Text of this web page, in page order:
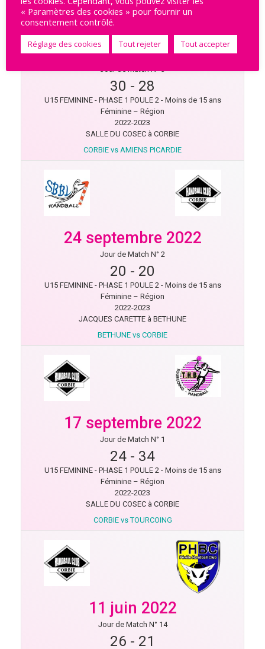
1 octobre 2022
30 - 28
U15 FEMININE - PHASE 1 POULE 2 - Moins de 15 ans
Féminine – Région
2022-2023
SALLE DU COSEC à CORBIE
CORBIE vs AMIENS PICARDIE
24 septembre 2022
Jour de Match N° 2
20 - 20
U15 FEMININE - PHASE 1 POULE 2 - Moins de 15 ans
Féminine – Région
2022-2023
JACQUES CARETTE à BETHUNE
BETHUNE vs CORBIE
17 septembre 2022
Jour de Match N° 1
24 - 34
U15 FEMININE - PHASE 1 POULE 2 - Moins de 15 ans
Féminine – Région
2022-2023
SALLE DU COSEC à CORBIE
CORBIE vs TOURCOING
11 juin 2022
Jour de Match N° 14
26 - 21
« Paramètres des cookies » pour fournir un
consentement contrôlé.
Réglage des cookies Tout rejeter Tout accepter